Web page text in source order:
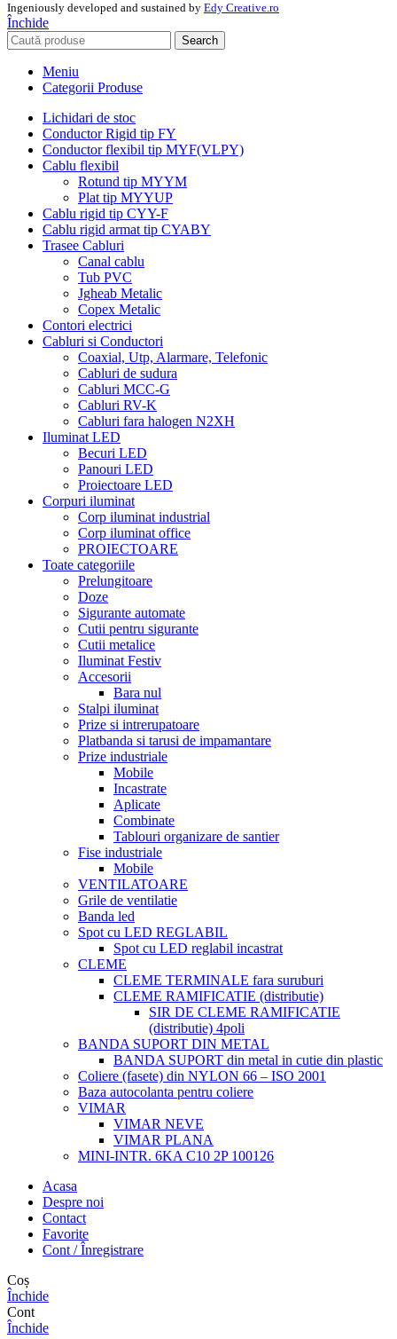
Ingeniously developed and sustained by Edy Creative.ro
Închide
Search
Meniu
Categorii Produse
Lichidari de stoc
Conductor Rigid tip FY
Conductor flexibil tip MYF(VLPY)
Cablu flexibil
Rotund tip MYYM
Plat tip MYYUP
Cablu rigid tip CYY-F
Cablu rigid armat tip CYABY
Trasee Cabluri
Canal cablu
Tub PVC
Jgheab Metalic
Copex Metalic
Contori electrici
Cabluri si Conductori
Coaxial, Utp, Alarmare, Telefonic
Cabluri de sudura
Cabluri MCC-G
Cabluri RV-K
Cabluri fara halogen N2XH
Iluminat LED
Becuri LED
Panouri LED
Proiectoare LED
Corpuri iluminat
Corp iluminat industrial
Corp iluminat office
PROIECTOARE
Toate categoriile
Prelungitoare
Doze
Sigurante automate
Cutii pentru sigurante
Cutii metalice
Iluminat Festiv
Accesorii
Bara nul
Stalpi iluminat
Prize si intrerupatoare
Platbanda si tarusi de impamantare
Prize industriale
Mobile
Incastrate
Aplicate
Combinate
Tablouri organizare de santier
Fise industriale
Mobile
VENTILATOARE
Grile de ventilatie
Banda led
Spot cu LED REGLABIL
Spot cu LED reglabil incastrat
CLEME
CLEME TERMINALE fara suruburi
CLEME RAMIFICATIE (distributie)
SIR DE CLEME RAMIFICATIE
(distributie) 4poli
BANDA SUPORT DIN METAL
BANDA SUPORT din metal in cutie din plastic
Coliere (fasete) din NYLON 66 – ISO 2001
Baza autocolanta pentru coliere
VIMAR
VIMAR NEVE
VIMAR PLANA
MINI-INTR. 6KA C10 2P 100126
Acasa
Despre noi
Contact
Favorite
Cont / Înregistrare
Coș
Închide
Cont
Închide